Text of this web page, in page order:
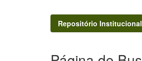
Repositório